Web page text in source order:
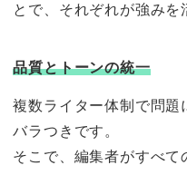
とで、それぞれが強みを
品質とトーンの統一
複数ライター体制で問題
バラつきです。
そこで、編集者がすべて